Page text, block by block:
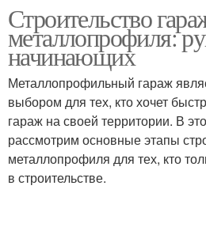
Гараж из профнастила
Строительство
металлопрофиля:
начинающих
Металлопрофильный гараж
выбором для тех, кто хочет
гараж на своей территории. В
рассмотрим основные этапы
металлопрофиля для тех, кто
в строительстве.